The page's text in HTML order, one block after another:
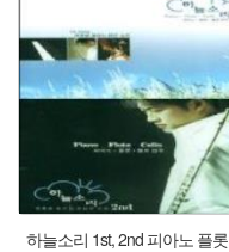
하늘소리 1st, 2nd 피아노 플롯